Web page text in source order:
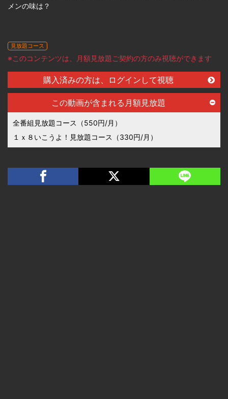
メンの味は？
見放題コース
※このコンテンツは、月額見放題ご契約の方のみ視聴ができます
購入済みの方は、ログインして視聴
この動画が含まれる月額見放題
全番組見放題コース（550円/月）
１ｘ８いこうよ！見放題コース（330円/月）